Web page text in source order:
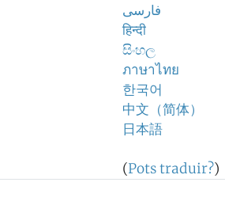
فارسی
हिन्दी
සිංහල
ภาษาไทย
한국어
中文（简体）
日本語
(Pots traduir?)